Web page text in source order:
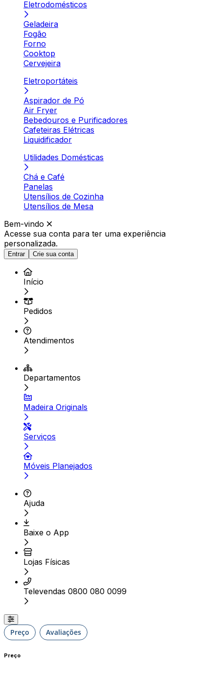
Eletrodomésticos
Geladeira
Fogão
Forno
Cooktop
Cervejeira
Eletroportáteis
Aspirador de Pó
Air Fryer
Bebedouros e Purificadores
Cafeteiras Elétricas
Liquidificador
Utilidades Domésticas
Chá e Café
Panelas
Utensílios de Cozinha
Utensílios de Mesa
Bem-vindo
Acesse sua conta para ter uma experiência
personalizada.
Entrar Crie sua conta
Início
Pedidos
Atendimentos
Departamentos
Madeira Originals
Serviços
Móveis Planejados
Ajuda
Baixe o App
Lojas Físicas
Televendas 0800 080 0099
Preço Avaliações
Preço